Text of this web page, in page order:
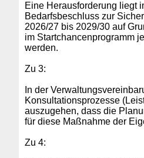
Eine Herausforderung liegt
Bedarfsbeschluss zur
2026/27 bis 2029/30 auf
im Startchancenprogramm
werden.
Zu 3:
In der
Konsultationsprozesse
auszugehen, dass die
für diese Maßnahme der
Zu 4: